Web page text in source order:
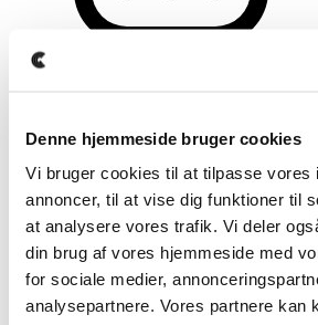
Denne hjemmeside bruger cookies
Vi bruger cookies til at tilpasse vores
annoncer, til at vise dig funktioner til
at analysere vores trafik. Vi deler
din brug af vores hjemmeside med
for sociale medier,
analysepartnere. Vores partnere kan
2019BMW 5-serie - 520d xDrive